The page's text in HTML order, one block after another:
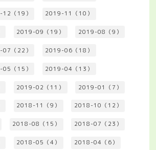
（19） 2019-11（10）
2019-09（19） 2019-08（9）
（22） 2019-06（18）
（15） 2019-04（13）
2019-02（11） 2019-01（7）
2018-11（9） 2018-10（12）
2018-08（15） 2018-07（23）
2018-05（4） 2018-04（6）